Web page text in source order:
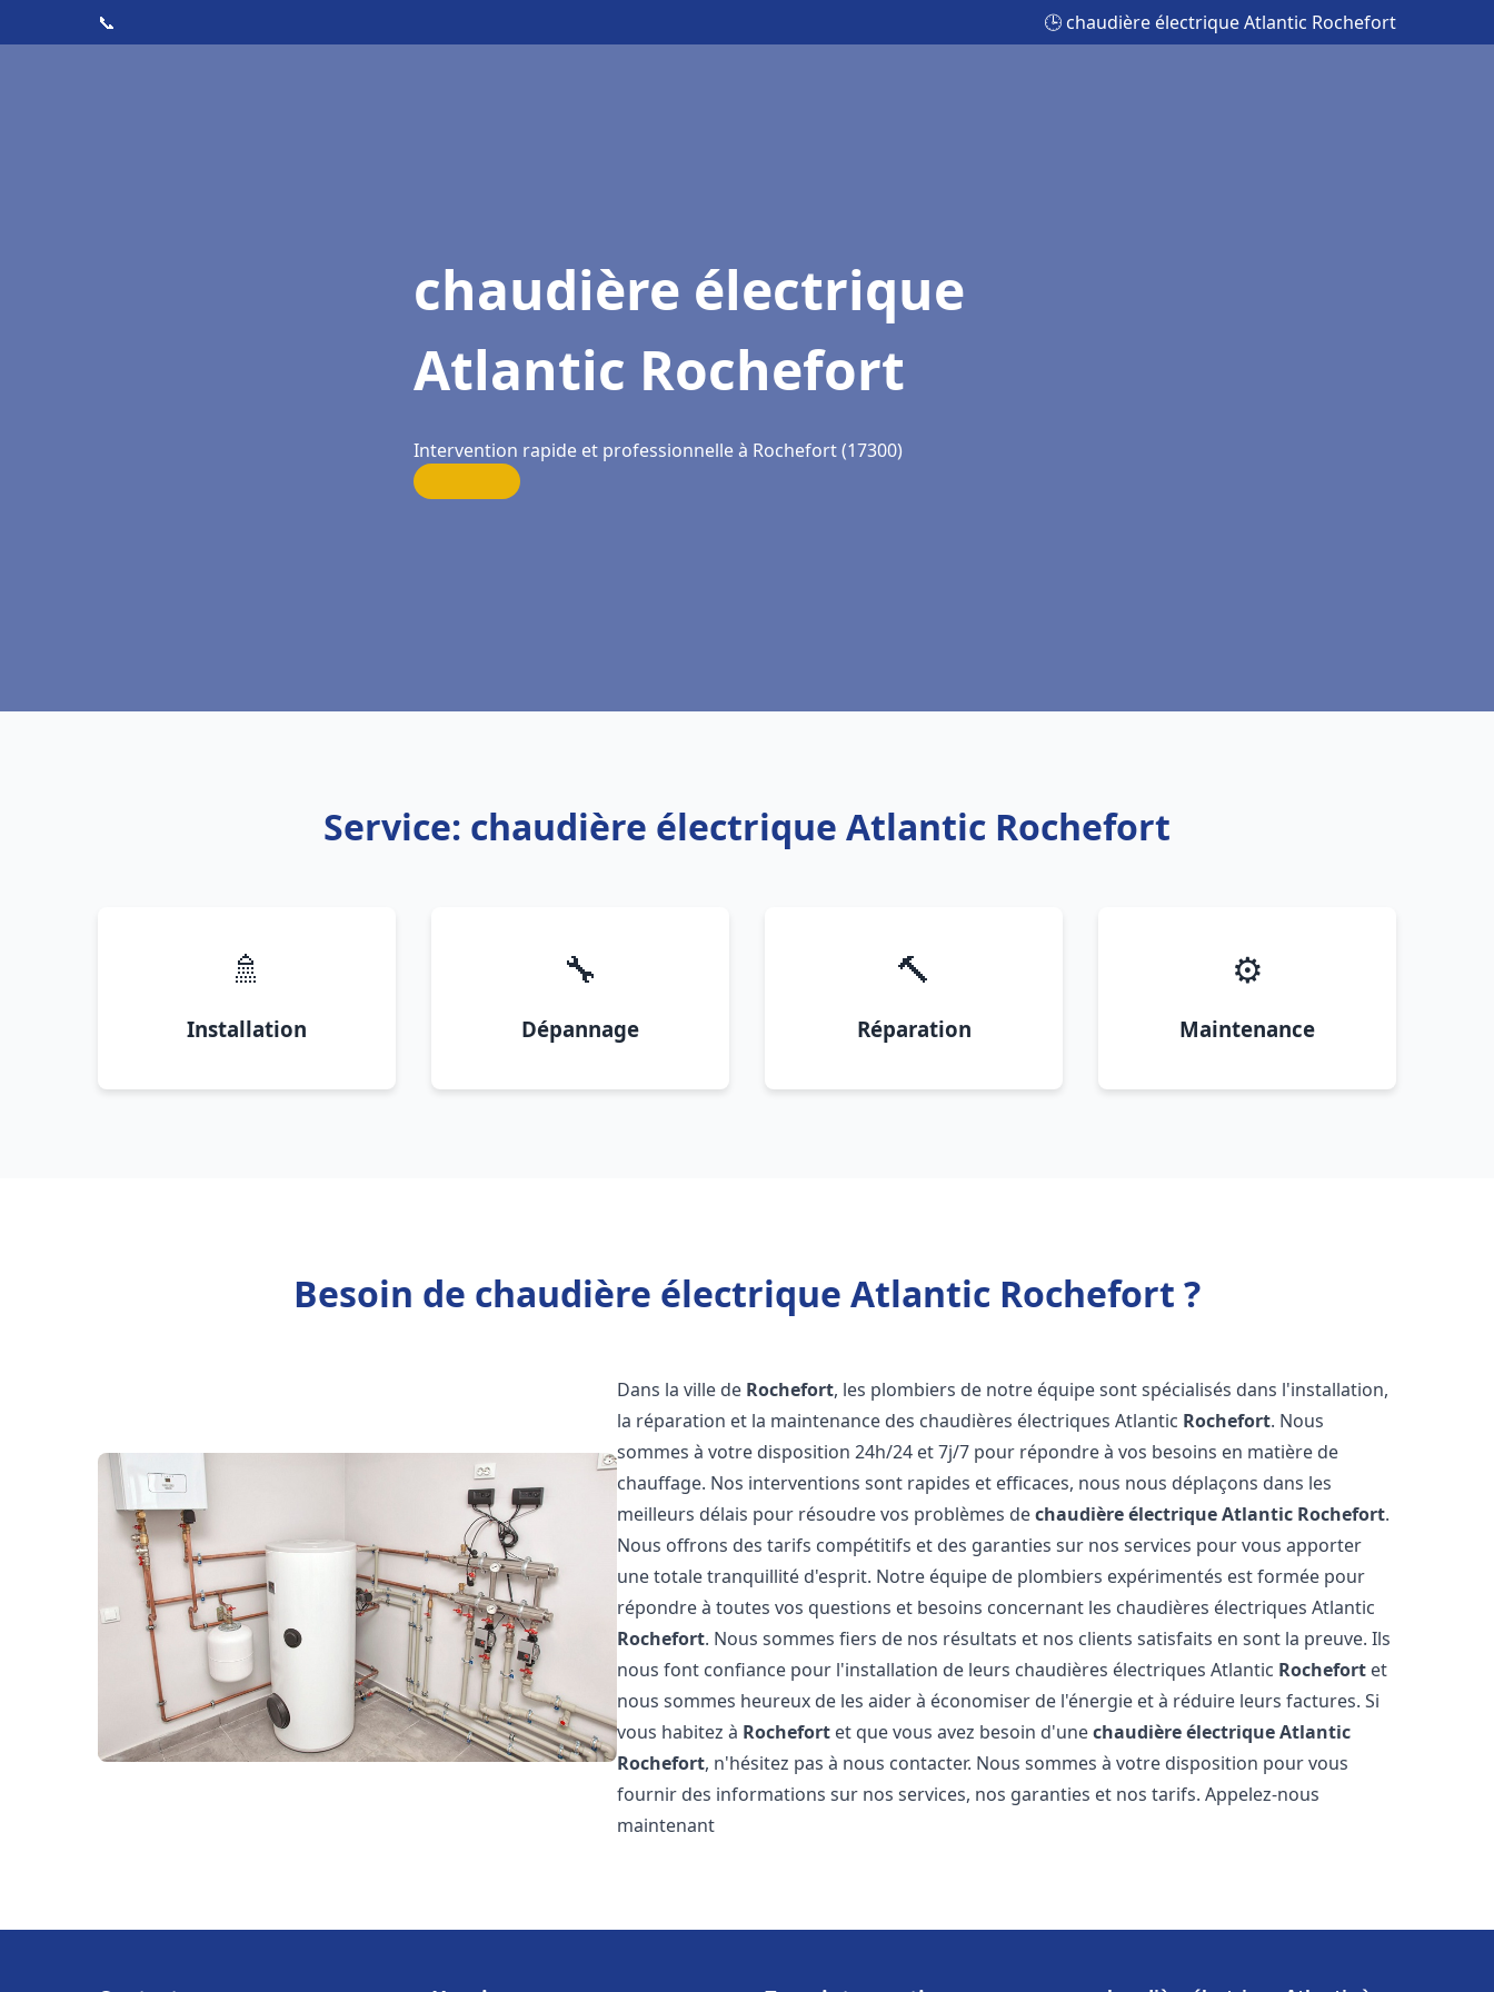
📞 🕒 chaudière électrique Atlantic Rochefort
chaudière électrique
Atlantic Rochefort
Intervention rapide et professionnelle à Rochefort (17300)
Service: chaudière électrique Atlantic Rochefort
🚿
Installation
🔧
Dépannage
🔨
Réparation
⚙️
Maintenance
Besoin de chaudière électrique Atlantic Rochefort ?
Dans la ville de Rochefort, les plombiers de notre équipe sont spécialisés dans l'installation,
la réparation et la maintenance des chaudières électriques Atlantic Rochefort. Nous
sommes à votre disposition 24h/24 et 7j/7 pour répondre à vos besoins en matière de
chauffage. Nos interventions sont rapides et efficaces, nous nous déplaçons dans les
meilleurs délais pour résoudre vos problèmes dechaudière électrique Atlantic Rochefort.
Nous offrons des tarifs compétitifs et des garanties sur nos services pour vous apporter
une totale tranquillité d'esprit. Notre équipe de plombiers expérimentés est formée pour
répondre à toutes vos questions et besoins concernant les chaudières électriques Atlantic
Rochefort. Nous sommes fiers de nos résultats et nos clients satisfaits en sont la preuve. Ils
nous font confiance pour l'installation de leurs chaudières électriques Atlantic Rochefort et
nous sommes heureux de les aider à économiser de l'énergie et à réduire leurs factures. Si
vous habitez à Rochefort et que vous avez besoin d'unechaudière électrique Atlantic
Rochefort, n'hésitez pas à nous contacter. Nous sommes à votre disposition pour vous
fournir des informations sur nos services, nos garanties et nos tarifs. Appelez-nous
maintenant